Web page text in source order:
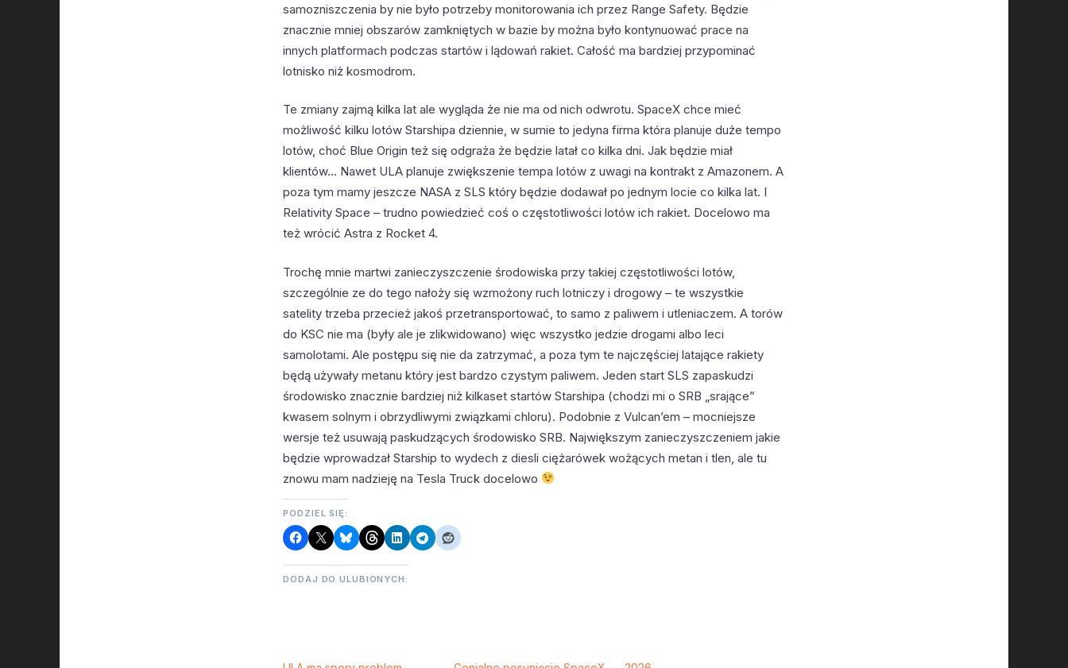
samozniszczenia by nie było potrzeby monitorowania ich przez Range Safety. Będzie
znacznie mniej obszarów zamkniętych w bazie by można było kontynuować prace na
innych platformach podczas startów i lądowań rakiet. Całość ma bardziej przypominać
lotnisko niż kosmodrom.
Te zmiany zajmą kilka lat ale wygląda że nie ma od nich odwrotu. SpaceX chce mieć
możliwość kilku lotów Starshipa dziennie, w sumie to jedyna firma która planuje duże tempo
lotów, choć Blue Origin też się odgraża że będzie latał co kilka dni. Jak będzie miał
klientów… Nawet ULA planuje zwiększenie tempa lotów z uwagi na kontrakt z Amazonem. A
poza tym mamy jeszcze NASA z SLS który będzie dodawał po jednym locie co kilka lat. I
Relativity Space – trudno powiedzieć coś o częstotliwości lotów ich rakiet. Docelowo ma
też wrócić Astra z Rocket 4.
Trochę mnie martwi zanieczyszczenie środowiska przy takiej częstotliwości lotów,
szczególnie ze do tego nałoży się wzmożony ruch lotniczy i drogowy – te wszystkie
satelity trzeba przecież jakoś przetransportować, to samo z paliwem i utleniaczem. A torów
do KSC nie ma (były ale je zlikwidowano) więc wszystko jedzie drogami albo leci
samolotami. Ale postępu się nie da zatrzymać, a poza tym te najczęściej latające rakiety
będą używały metanu który jest bardzo czystym paliwem. Jeden start SLS zapaskudzi
środowisko znacznie bardziej niż kilkaset startów Starshipa (chodzi mi o SRB „srające”
kwasem solnym i obrzydliwymi związkami chloru). Podobnie z Vulcan’em – mocniejsze
wersje też usuwają paskudzących środowisko SRB. Największym zanieczyszczeniem jakie
będzie wprowadzał Starship to wydech z diesli ciężarówek wożących metan i tlen, ale tu
znowu mam nadzieję na Tesla Truck docelowo
PODZIEL SIĘ:
DODAJ DO ULUBIONYCH: